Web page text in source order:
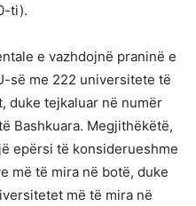
ti).
e vazhdojnë praninë e
së me 222 universitete të
duke tejkaluar në numër
Bashkuara. Megjithëkëtë,
epërsi të konsiderueshme
më të mira në botë, duke
më të mira në